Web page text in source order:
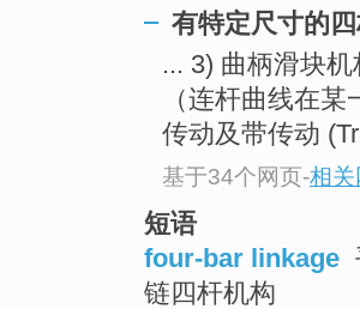
有特定尺寸的
... 3) 曲柄滑块
（连杆曲线在
传动及带传动
基于34个网页-相
短语
four-bar linkage
链四杆机构